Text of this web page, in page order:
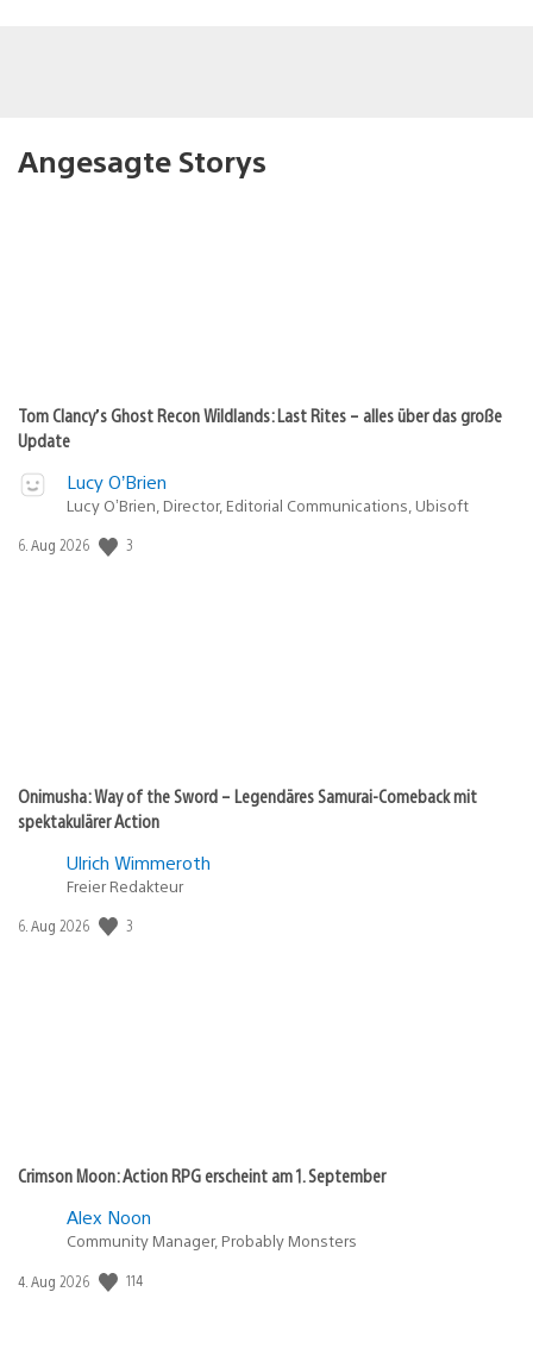
Angesagte Storys
Tom Clancy’s Ghost Recon Wildlands: Last Rites – alles über das große
Update
Lucy O’Brien
Lucy O’Brien, Director, Editorial Communications, Ubisoft
Veröffentlichungsdatum:
6. Aug 2026 3
Onimusha: Way of the Sword – Legendäres Samurai-Comeback mit
spektakulärer Action
Ulrich Wimmeroth
Freier Redakteur
Veröffentlichungsdatum:
6. Aug 2026 3
Crimson Moon: Action RPG erscheint am 1. September
Alex Noon
Community Manager, Probably Monsters
Veröffentlichungsdatum:
4. Aug 2026 114